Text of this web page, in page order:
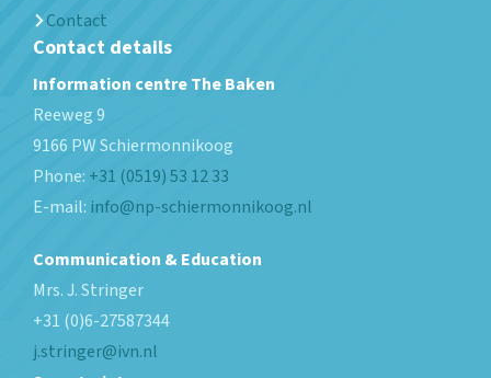
Contact
Contact details
Information centre The Baken
Reeweg 9
9166 PWSchiermonnikoog
Phone: +31 (0519) 53 12 33
E-mail: info@np-schiermonnikoog.nl
Communication & Education
Mrs. J. Stringer
+31 (0)6-27587344
j.stringer@ivn.nl